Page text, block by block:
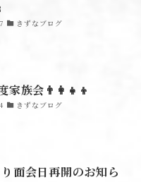
きずなブログ
家族会👨‍👩‍👧‍👦
きずなブログ
面会日再開のお知ら